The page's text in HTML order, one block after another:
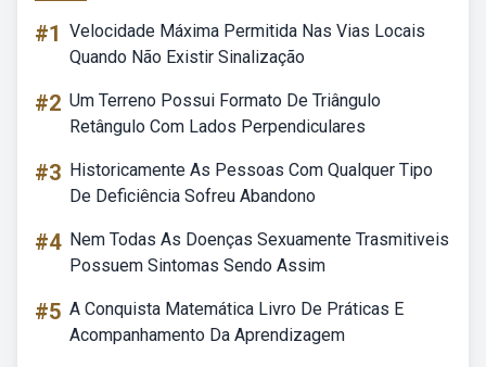
#1 Velocidade Máxima Permitida Nas Vias Locais
Quando Não Existir Sinalização
#2 Um Terreno Possui Formato De Triângulo
Retângulo Com Lados Perpendiculares
#3 Historicamente As Pessoas Com Qualquer Tipo
De Deficiência Sofreu Abandono
#4 Nem Todas As Doenças Sexuamente Trasmitiveis
Possuem Sintomas Sendo Assim
#5 A Conquista Matemática Livro De Práticas E
Acompanhamento Da Aprendizagem